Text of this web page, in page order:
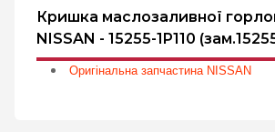
Кришка маслозаливної
NISSAN - 15255-1P110
Оригінальна запчастина NISSAN